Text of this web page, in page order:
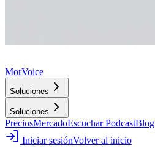
MorVoice
Soluciones
Soluciones
PreciosMercadoEscuchar PodcastBlog
Iniciar sesiónVolver al inicio